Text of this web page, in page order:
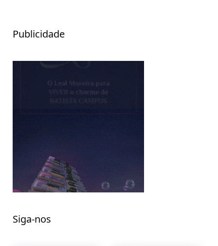
Publicidade
Siga-nos